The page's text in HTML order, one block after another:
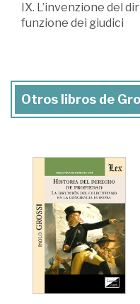
IX. L’invenzione del
funzione dei giudici
Otros libros de